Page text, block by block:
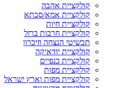
קולקציית אהבה
קולקציית אמא/סבתא
קולקציית חיות
קולקציית חרבות ברזל
תכשיטי הנצחה וזיכרון
קולקציית יודאיקה
קולקציית כנפיים
קולקציית מפות
קולקציית מפות וארץ ישראל